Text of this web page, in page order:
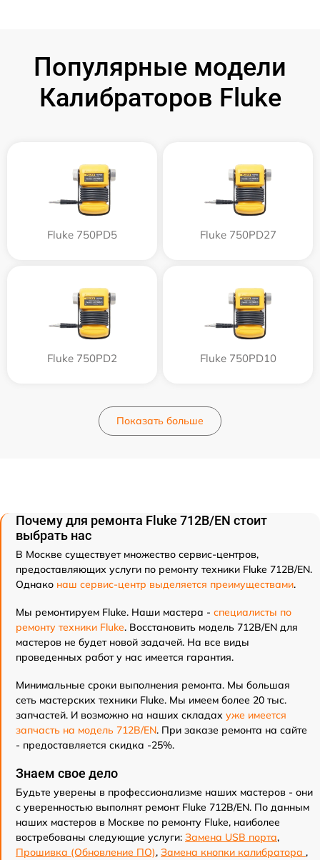
Популярные модели
Калибраторов Fluke
Fluke 750PD5 Fluke 750PD27
Fluke 750PD2 Fluke 750PD10
Показать больше
Почему для ремонта Fluke 712B/EN стоит
выбрать нас
В Москве существует множество сервис-центров,
предоставляющих услуги по ремонту техники Fluke 712B/EN.
Однако наш сервис-центр выделяется преимуществами.
Мы ремонтируем Fluke. Наши мастера - специалисты по
ремонту техники Fluke. Восстановить модель 712B/EN для
мастеров не будет новой задачей. На все виды
проведенных работ у нас имеется гарантия.
Минимальные сроки выполнения ремонта. Мы большая
сеть мастерских техники Fluke. Мы имеем более 20 тыс.
запчастей. И возможно на наших складах уже имеется
запчасть на модель 712B/EN. При заказе ремонта на сайте
- предоставляется скидка -25%.
Знаем свое дело
Будьте уверены в профессионализме наших мастеров - они
с уверенностью выполнят ремонт Fluke 712B/EN. По данным
наших мастеров в Москве по ремонту Fluke, наиболее
востребованы следующие услуги: Замена USB порта,
Прошивка (Обновление ПО), Замена кнопки калибратора ,